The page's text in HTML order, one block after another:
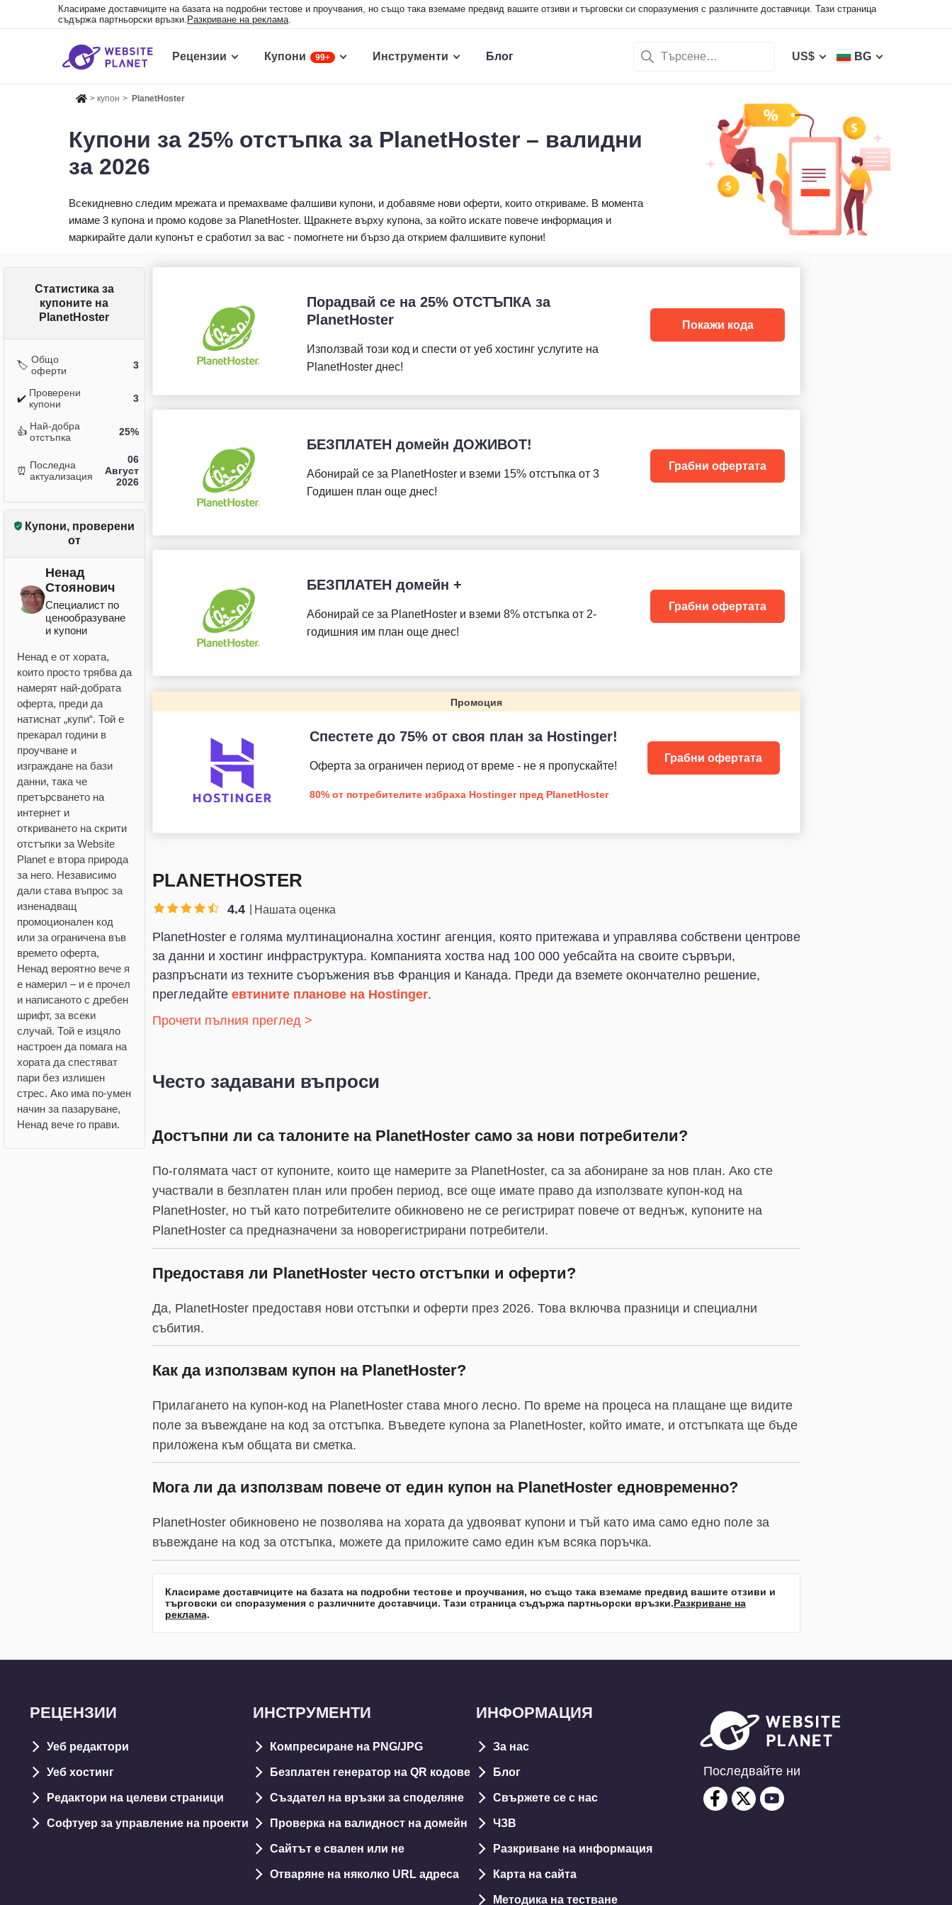
Класираме доставчиците на базата на подробни тестове и проучвания, но също така вземаме предвид вашите отзиви и търговски си споразумения с различните доставчици. Тази страница
съдържа партньорски връзки. Разкриване на реклама.
Рецензии Купони 99+ Инструменти Блог US$ BG
> купон > PlanetHoster
Купони за 25% отстъпка за PlanetHoster – валидни
за 2026
Всекидневно следим мрежата и премахваме фалшиви купони, и добавяме нови оферти, които откриваме. В момента
имаме 3 купона и промо кодове за PlanetHoster. Щракнете върху купона, за който искате повече информация и
маркирайте дали купонът е сработил за вас - помогнете ни бързо да открием фалшивите купони!
Статистика за
купоните на
PlanetHoster
🏷️ Общо
оферти
3
✔️ Проверени
купони
3
👍 Най-добра
отстъпка
25%
⏰ Последна
актуализация
06
Август
2026
Купони, проверени
от
Ненад
Стоянович
Специалист по
ценообразуване
и купони
Ненад е от хората,
които просто трябва да
намерят най-добрата
оферта, преди да
натиснат „купи“. Той е
прекарал години в
проучване и
изграждане на бази
данни, така че
претърсването на
интернет и
откриването на скрити
отстъпки за Website
Planet е втора природа
за него. Независимо
дали става въпрос за
изненадващ
промоционален код
или за ограничена във
времето оферта,
Ненад вероятно вече я
е намерил – и е прочел
и написаното с дребен
шрифт, за всеки
случай. Той е изцяло
настроен да помага на
хората да спестяват
пари без излишен
стрес. Ако има по-умен
начин за пазаруване,
Ненад вече го прави.
Порадвай се на 25% ОТСТЪПКА за
PlanetHoster
Използвай този код и спести от уеб хостинг услугите на
PlanetHoster днес!
Покажи кода
БЕЗПЛАТЕН домейн ДОЖИВОТ!
Абонирай се за PlanetHoster и вземи 15% отстъпка от 3
Годишен план още днес!
Грабни офертата
БЕЗПЛАТЕН домейн +
Абонирай се за PlanetHoster и вземи 8% отстъпка от 2-
годишния им план още днес!
Грабни офертата
Промоция
Спестете до 75% от своя план за Hostinger!
Оферта за ограничен период от време - не я пропускайте!
80% от потребителите избраха Hostinger пред PlanetHoster
Грабни офертата
PLANETHOSTER
4.4 Нашата оценка
PlanetHoster е голяма мултинационална хостинг агенция, която притежава и управлява собствени центрове
за данни и хостинг инфраструктура. Компанията хоства над 100 000 уебсайта на своите сървъри,
разпръснати из техните съоръжения във Франция и Канада. Преди да вземете окончателно решение,
прегледайте евтините планове на Hostinger.
Прочети пълния преглед >
Често задавани въпроси
Достъпни ли са талоните на PlanetHoster само за нови потребители?
По-голямата част от купоните, които ще намерите за PlanetHoster, са за абониране за нов план. Ако сте
участвали в безплатен план или пробен период, все още имате право да използвате купон-код на
PlanetHoster, но тъй като потребителите обикновено не се регистрират повече от веднъж, купоните на
PlanetHoster са предназначени за новорегистрирани потребители.
Предоставя ли PlanetHoster често отстъпки и оферти?
Да, PlanetHoster предоставя нови отстъпки и оферти през 2026. Това включва празници и специални
събития.
Как да използвам купон на PlanetHoster?
Прилагането на купон-код на PlanetHoster става много лесно. По време на процеса на плащане ще видите
поле за въвеждане на код за отстъпка. Въведете купона за PlanetHoster, който имате, и отстъпката ще бъде
приложена към общата ви сметка.
Мога ли да използвам повече от един купон на PlanetHoster едновременно?
PlanetHoster обикновено не позволява на хората да удвояват купони и тъй като има само едно поле за
въвеждане на код за отстъпка, можете да приложите само един към всяка поръчка.
Класираме доставчиците на базата на подробни тестове и проучвания, но също така вземаме предвид вашите отзиви и
търговски си споразумения с различните доставчици. Тази страница съдържа партньорски връзки.Разкриване на
реклама.
РЕЦЕНЗИИ
Уеб редактори
Уеб хостинг
Редактори на целеви страници
Софтуер за управление на проекти
ИНСТРУМЕНТИ
Компресиране на PNG/JPG
Безплатен генератор на QR кодове
Създател на връзки за споделяне
Проверка на валидност на домейн
Сайтът е свален или не
Отваряне на няколко URL адреса
ИНФОРМАЦИЯ
За нас
Блог
Свържете се с нас
ЧЗВ
Разкриване на информация
Карта на сайта
Методика на тестване
Последвайте ни